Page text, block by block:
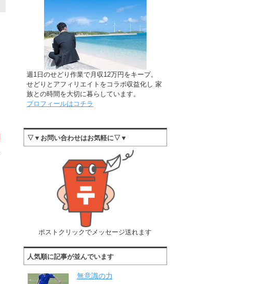
週1日のせどり作業で月収12万円をキープ。
せどりとアフィリエイトをコラボ収益化し 家
族との時間を大切に暮らしています。
プロフィールはコチラ
▽▼お問い合わせはお気軽に▽▼
ポストクリックでメッセージ送れます
人気順に記事が並んでいます
無意識の力